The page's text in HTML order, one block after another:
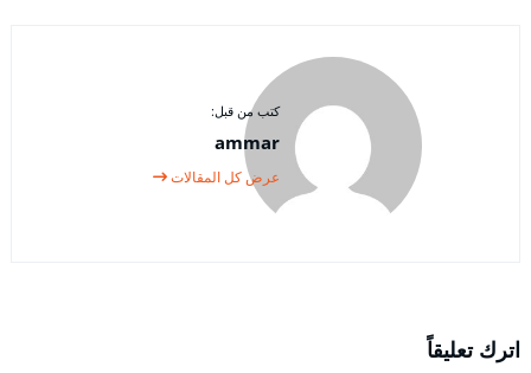
كتب من قبل:
ammar
عرض كل المقالات
اترك تعليقاً